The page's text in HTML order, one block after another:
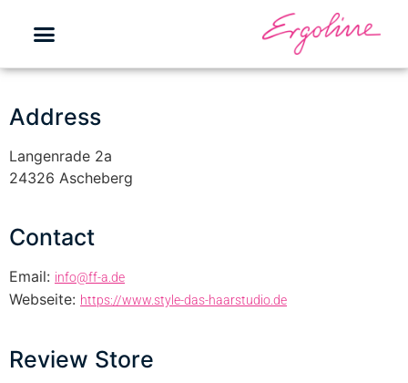
Address
Langenrade 2a
24326 Ascheberg
Contact
Email: info@ff-a.de
Webseite: https://www.style-das-haarstudio.de
Review Store